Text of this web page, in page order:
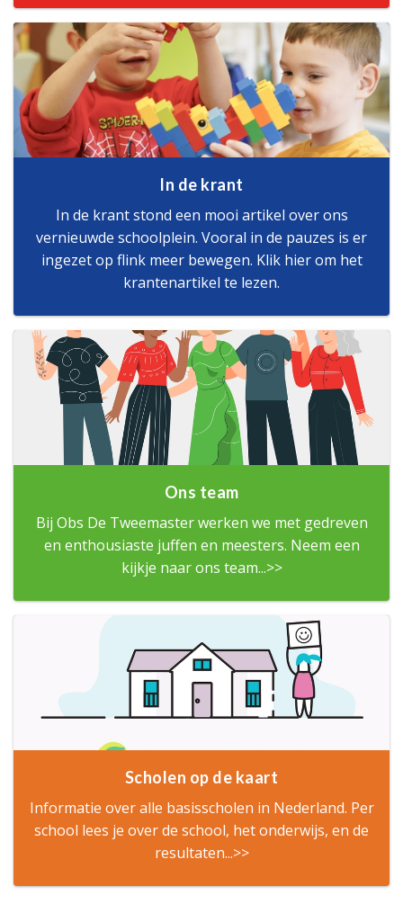
In de krant
In de krant stond een mooi artikel over ons
vernieuwde schoolplein. Vooral in de pauzes is er
ingezet op flink meer bewegen. Klik hier om het
krantenartikel te lezen.
Ons team
Bij Obs De Tweemaster werken we met gedreven
en enthousiaste juffen en meesters. Neem een
kijkje naar ons team...>>
Scholen op de kaart
Informatie over alle basisscholen in Nederland. Per
school lees je over de school, het onderwijs, en de
resultaten...>>